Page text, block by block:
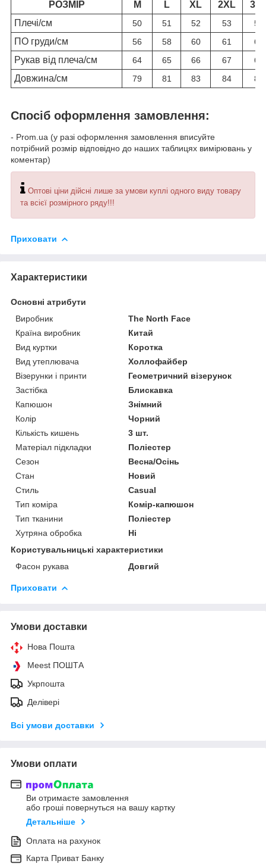
РОЗМІР M L XL 2XL
Плечі/см
50 51 52 53 54
ПО груди/см 56 58 60 61 63
Рукав від плеча/см 64 65 66 67 69
Довжина/см 79 81 83 84 85
Спосіб оформлення замовлення:
- Prom.ua (у разі оформлення замовлення вписуйте
потрібний розмір відповідно до наших таблицях вимірювань у
коментар)
Оптові ціни дійсні лише за умови куплі одного виду товару
та всієї розмірного ряду!!!
Приховати
Характеристики
Основні атрибути
Виробник
The North Face
Країна виробник
Китай
Вид куртки
Коротка
Вид утеплювача
Холлофайбер
Візерунки і принти
Геометричний візерунок
Застібка
Блискавка
Капюшон
Знімний
Колір
Чорний
Кількість кишень
3 шт.
Матеріал підкладки
Поліестер
Сезон
Весна/Осінь
Стан
Новий
Стиль
Casual
Тип коміра
Комір-капюшон
Тип тканини
Поліестер
Хутряна обробка
Ні
Користувальницькі характеристики
Фасон рукава
Довгий
Приховати
Умови доставки
Нова Пошта
Meest ПОШТА
Укрпошта
Делівері
Всі умови доставки
Умови оплати
Ви отримаєте замовлення
або гроші повернуться на вашу картку
Детальніше
Оплата на рахунок
Карта Приват Банку